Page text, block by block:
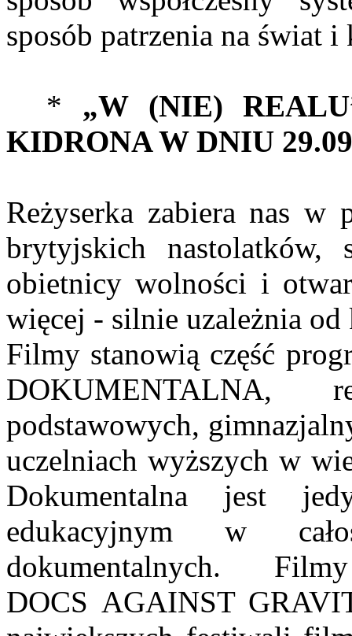
sposób patrzenia na świat i
* „W (NIE)
KIDRONA W DNIU
Reżyserka zabiera nas w
brytyjskich nastolatków,
obietnicy wolności i
więcej - silnie uzależnia
Filmy stanowią część
DOKUMENTALNA,
podstawowych,
uczelniach wyższych w
Dokumentalna jest
edukacyjnym w
dokumentalnych.
DOCS AGAINST